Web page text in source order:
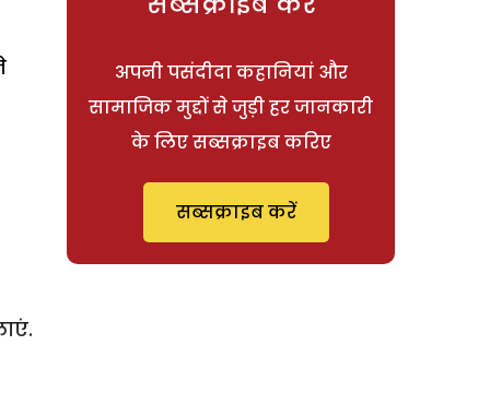
अपनी पसंदीदा कहानियां और
सामाजिक मुद्दों से जुड़ी हर जानकारी
के लिए सब्सक्राइब करिए
सब्सक्राइब करें